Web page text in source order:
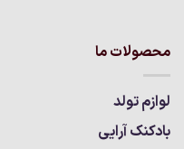
محصولات ما
لوازم تولد
بادکنک آرایی